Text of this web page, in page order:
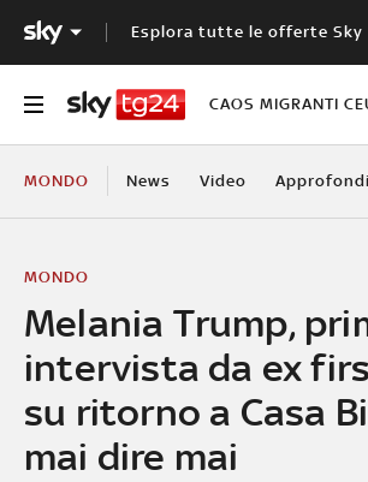
Esplora tutte le offerte Sky
CAOS MIGRANTI
MONDO News Video
Melania Trump,
intervista da ex
su ritorno a Casa
mai dire mai
MONDO